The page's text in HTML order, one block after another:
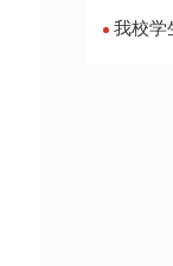
我校学生入选山东省师范生“我的教师梦”